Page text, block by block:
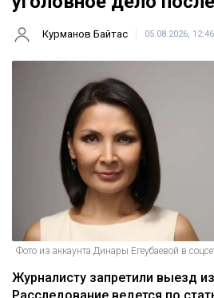
Курманов Байтас 05.08.2026, 12:46
Фото из аккаунта Динары Егеубаевой в
Журналисту запретили выезд